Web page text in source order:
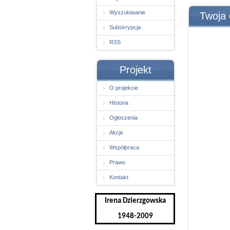
Wyszukiwanie
Subskrypcja
RSS
Projekt
O projekcie
Historia
Ogłoszenia
Akcje
Współpraca
Prawo
Kontakt
Irena Dzierzgowska
1948-2009
Twoja